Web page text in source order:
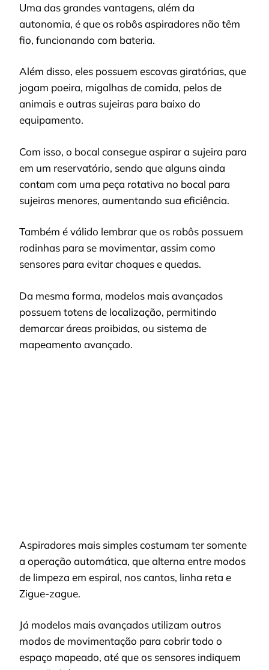
Uma das grandes vantagens, além da
autonomia, é que os robôs aspiradores não têm
fio, funcionando com bateria.
Além disso, eles possuem escovas giratórias, que
jogam poeira, migalhas de comida, pelos de
animais e outras sujeiras para baixo do
equipamento.
Com isso, o bocal consegue aspirar a sujeira para
em um reservatório, sendo que alguns ainda
contam com uma peça rotativa no bocal para
sujeiras menores, aumentando sua eficiência.
Também é válido lembrar que os robôs possuem
rodinhas para se movimentar, assim como
sensores para evitar choques e quedas.
Da mesma forma, modelos mais avançados
possuem totens de localização, permitindo
demarcar áreas proibidas, ou sistema de
mapeamento avançado.
Aspiradores mais simples costumam ter somente
a operação automática, que alterna entre modos
de limpeza em espiral, nos cantos, linha reta e
Zigue-zague.
Já modelos mais avançados utilizam outros
modos de movimentação para cobrir todo o
espaço mapeado, até que os sensores indiquem